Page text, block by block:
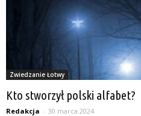
Zwiedzanie Łotwy
Kto stworzył polski alfabet?
Redakcja - 30 marca 2024